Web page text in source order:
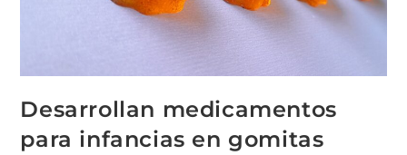
Desarrollan medicamentos
para infancias en gomitas